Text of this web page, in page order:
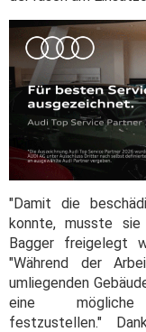
"Damit die
konnte, musste
Bagger freigelegt
"Während der
umliegenden
eine mögliche
festzustellen."